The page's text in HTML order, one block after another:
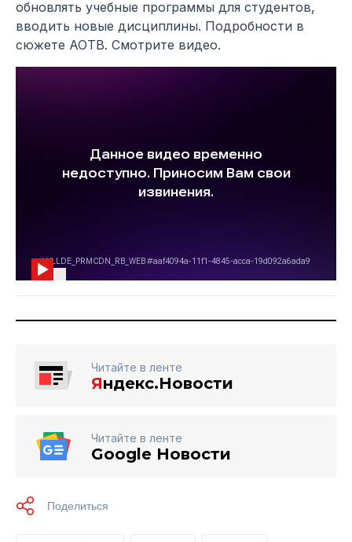
обновлять учебные программы для студентов,
вводить новые дисциплины. Подробности в
сюжете АОТВ. Смотрите видео.
Читайте в ленте
Яндекс.Новости
Читайте в ленте
Google Новости